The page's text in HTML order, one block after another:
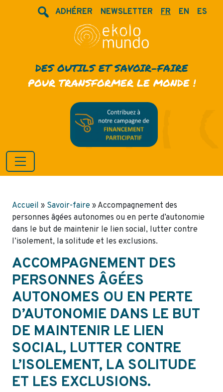
ADHÉRER NEWSLETTER FR EN ES
DES OUTILS ET SAVOIR-FAIRE
POUR TRANSFORMER LE MONDE !
Accueil » Savoir-faire » Accompagnement des
personnes âgées autonomes ou en perte d’autonomie
dans le but de maintenir le lien social, lutter contre
l’isolement, la solitude et les exclusions.
ACCOMPAGNEMENT DES
PERSONNES ÂGÉES
AUTONOMES OU EN PERTE
D’AUTONOMIE DANS LE BUT
DE MAINTENIR LE LIEN
SOCIAL, LUTTER CONTRE
L’ISOLEMENT, LA SOLITUDE
ET LES EXCLUSIONS.